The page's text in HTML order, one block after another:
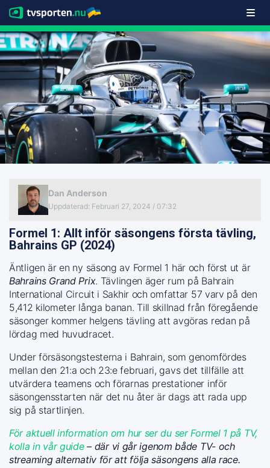
Dan Anderson
Uppdaterad: Februari 27, 2024 / 07:32
Formel 1: Allt inför säsongens första tävling,
Bahrains GP (2024)
Äntligen är en ny säsong av Formel 1 här och först ut är
Bahrains Grand Prix. Tävlingen äger rum på Bahrain
International Circuit i Sakhir och omfattar 57 varv på den
5,412 kilometer långa banan. Till skillnad från föregående
säsonger kommer helgens tävling att avgöras redan på
lördag med huvudracet.
Under försäsongstesterna i Bahrain, som genomfördes
mellan den 21:a och 23:e februari, gavs det tillfälle att
utvärdera teamens och förarnas prestationer inför
säsongensstarten när det nu åter är dags att rada upp
sig på startlinjen.
För aktuell information om hur ser du ser Formel 1 på TV,
kolla in vår guide– där vi går igenom både TV- och
streaming alternativ för att följa säsongens alla race.